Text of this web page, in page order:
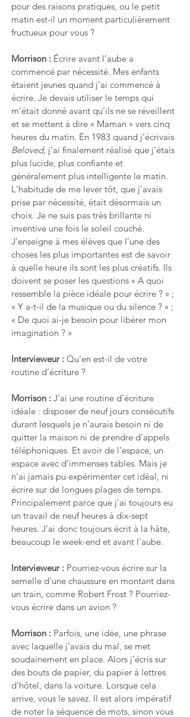
pour des raisons pratiques, ou le petit
matin est-il un moment particulièrement
fructueux pour vous ?
Morrison : Écrire avant l’aube a
commencé par nécessité. Mes enfants
étaient jeunes quand j’ai commencé à
écrire. Je devais utiliser le temps qui
m’était donné avant qu’ils ne se réveillent
et se mettent à dire « Maman » vers cinq
heures du matin. En 1983 quand j’écrivais
Beloved, j'ai finalement réalisé que j'étais
plus lucide, plus confiante et
généralement plus intelligente le matin.
L'habitude de me lever tôt, que j'avais
prise par nécessité, était désormais un
choix. Je ne suis pas très brillante ni
inventive une fois le soleil couché.
J’enseigne à mes élèves que l’une des
choses les plus importantes est de savoir
à quelle heure ils sont les plus créatifs. Ils
doivent se poser les questions « A quoi
ressemble la pièce idéale pour écrire ? » ;
« Y a-t-il de la musique ou du silence ? » ;
« De quoi ai-je besoin pour libérer mon
imagination ? »
Intervieweur : Qu’en est-il de votre
routine d’écriture ?
Morrison : J’ai une routine d’écriture
idéale : disposer de neuf jours consécutifs
durant lesquels je n’aurais besoin ni de
quitter la maison ni de prendre d’appels
téléphoniques. Et avoir de l’espace, un
espace avec d’immenses tables. Mais je
n’ai jamais pu expérimenter cet idéal, ni
écrire sur de longues plages de temps.
Principalement parce que j'ai toujours eu
un travail de neuf heures à dix-sept
heures. J’ai donc toujours écrit à la hâte,
beaucoup le week-end et avant l'aube.
Intervieweur : Pourriez-vous écrire sur la
semelle d'une chaussure en montant dans
un train, comme Robert Frost ? Pourriez-
vous écrire dans un avion ?
Morrison : Parfois, une idée, une phrase
avec laquelle j'avais du mal, se met
soudainement en place. Alors j'écris sur
des bouts de papier, du papier à lettres
d'hôtel, dans la voiture. Lorsque cela
arrive, vous le savez. Il est alors impératif
de noter la séquence de mots, sinon vous